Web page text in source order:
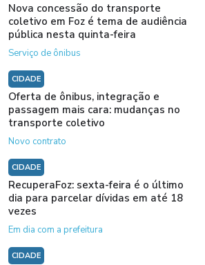
Nova concessão do transporte
coletivo em Foz é tema de audiência
pública nesta quinta-feira
Serviço de ônibus
CIDADE
Oferta de ônibus, integração e
passagem mais cara: mudanças no
transporte coletivo
Novo contrato
CIDADE
RecuperaFoz: sexta-feira é o último
dia para parcelar dívidas em até 18
vezes
Em dia com a prefeitura
CIDADE